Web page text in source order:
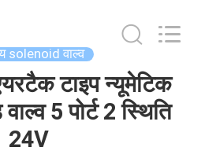
solenoid वाल्व
टाइप न्यूमेटिक
5 पोर्ट 2 स्थिति
24V